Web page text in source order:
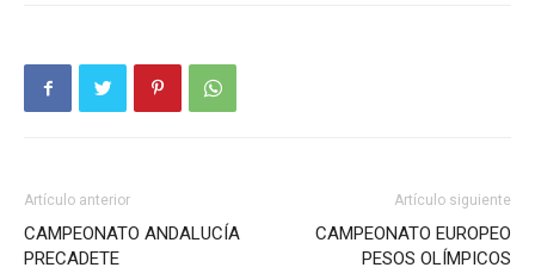
Artículo anterior
CAMPEONATO ANDALUCÍA
PRECADETE
Artículo siguiente
CAMPEONATO EUROPEO
PESOS OLÍMPICOS